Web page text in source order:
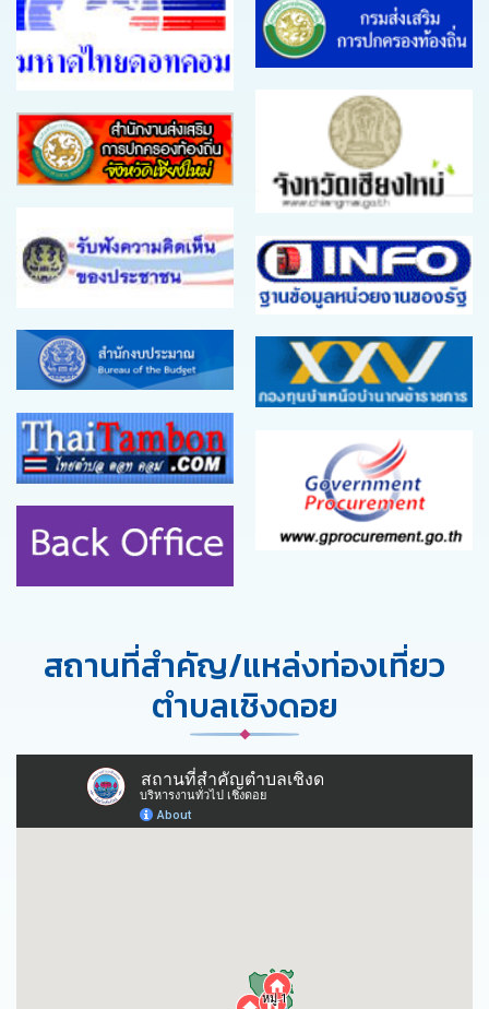
สถานที่สำคัญ/แหล่งท่องเที่ยว
ตำบลเชิงดอย